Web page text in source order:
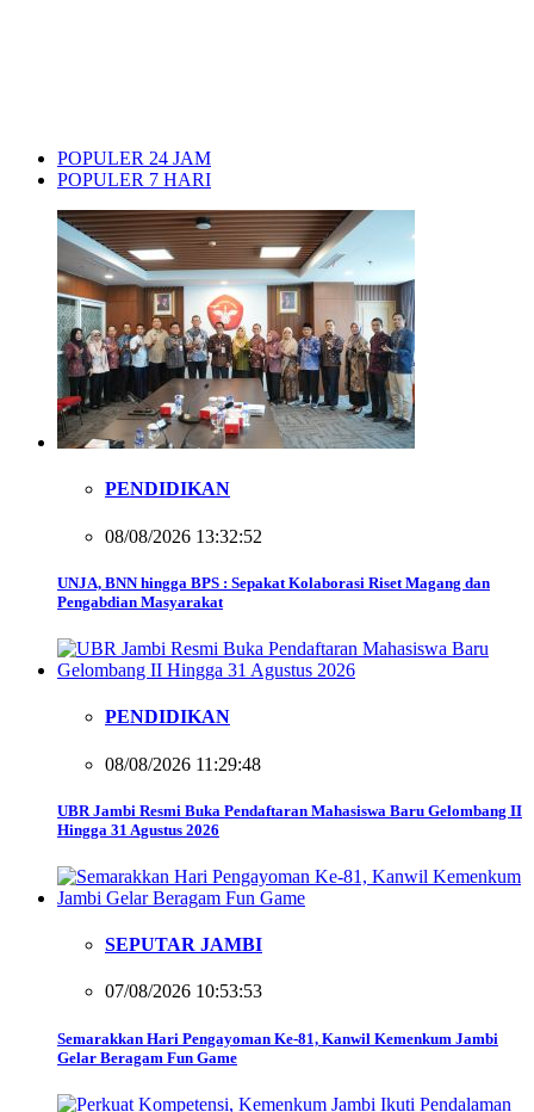
POPULER 24 JAM
POPULER 7 HARI
PENDIDIKAN
08/08/2026 13:32:52
UNJA, BNN hingga BPS : Sepakat Kolaborasi Riset Magang dan
Pengabdian Masyarakat
PENDIDIKAN
08/08/2026 11:29:48
UBR Jambi Resmi Buka Pendaftaran Mahasiswa Baru Gelombang II
Hingga 31 Agustus 2026
SEPUTAR JAMBI
07/08/2026 10:53:53
Semarakkan Hari Pengayoman Ke-81, Kanwil Kemenkum Jambi
Gelar Beragam Fun Game